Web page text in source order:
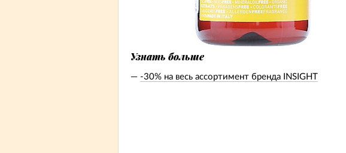
Узнать больше
-30% на весь ассортимент бренда INSIGHT